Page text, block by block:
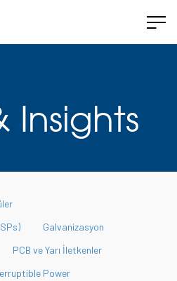
Insights
Galvanizasyon
PCB ve Yarı İletkenler
Power